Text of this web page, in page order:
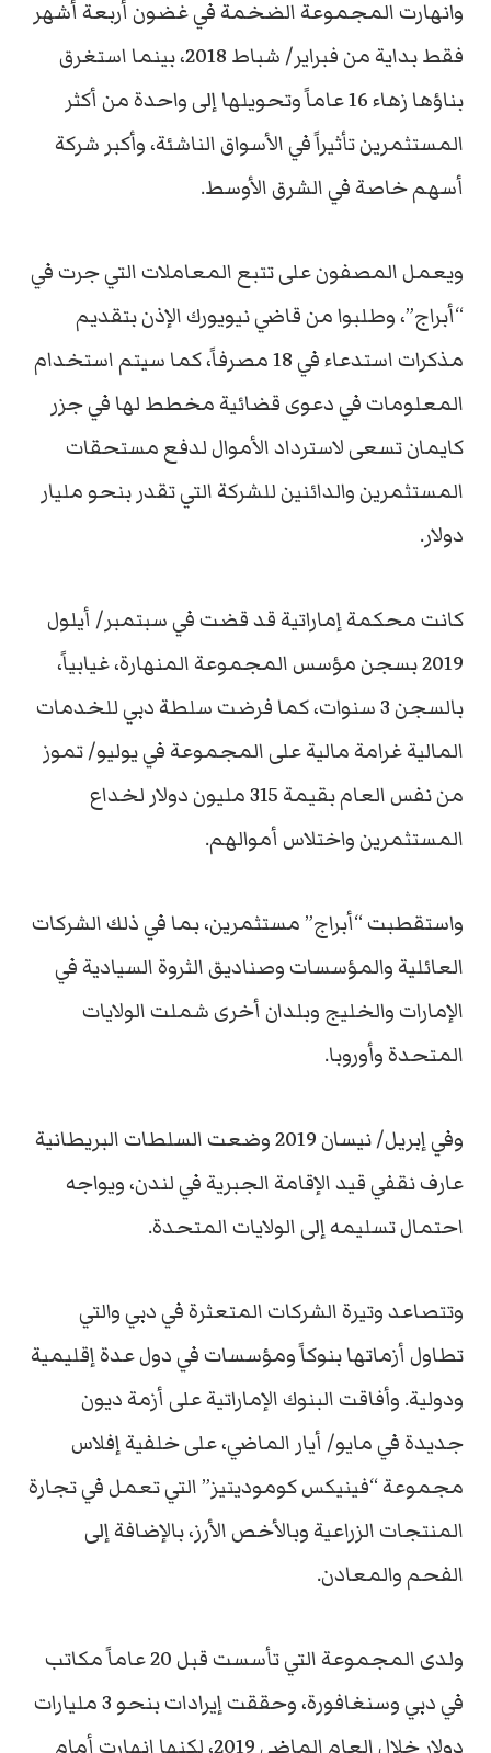
وانهارت المجموعة الضخمة في غضون أربعة أشهر
فقط بداية من فبراير/ شباط 2018، بينما استغرق
بناؤها زهاء 16 عاماً وتحويلها إلى واحدة من أكثر
المستثمرين تأثيراً في الأسواق الناشئة، وأكبر شركة
أسهم خاصة في الشرق الأوسط.
ويعمل المصفون على تتبع المعاملات التي جرت في
“أبراج”، وطلبوا من قاضي نيويورك الإذن بتقديم
مذكرات استدعاء في 18 مصرفاً، كما سيتم استخدام
المعلومات في دعوى قضائية مخطط لها في جزر
كايمان تسعى لاسترداد الأموال لدفع مستحقات
المستثمرين والدائنين للشركة التي تقدر بنحو مليار
دولار.
كانت محكمة إماراتية قد قضت في سبتمبر/ أيلول
2019 بسجن مؤسس المجموعة المنهارة، غيابياً،
بالسجن 3 سنوات، كما فرضت سلطة دبي للخدمات
المالية غرامة مالية على المجموعة في يوليو/ تموز
من نفس العام بقيمة 315 مليون دولار لخداع
المستثمرين واختلاس أموالهم.
واستقطبت “أبراج” مستثمرين، بما في ذلك الشركات
العائلية والمؤسسات وصناديق الثروة السيادية في
الإمارات والخليج وبلدان أخرى شملت الولايات
المتحدة وأوروبا.
وفي إبريل/ نيسان 2019 وضعت السلطات البريطانية
عارف نقفي قيد الإقامة الجبرية في لندن، ويواجه
احتمال تسليمه إلى الولايات المتحدة.
وتتصاعد وتيرة الشركات المتعثرة في دبي والتي
تطاول أزماتها بنوكاً ومؤسسات في دول عدة إقليمية
ودولية. وأفاقت البنوك الإماراتية على أزمة ديون
جديدة في مايو/ أيار الماضي، على خلفية إفلاس
مجموعة “فينيكس كوموديتيز” التي تعمل في تجارة
المنتجات الزراعية وبالأخص الأرز، بالإضافة إلى
الفحم والمعادن.
ولدى المجموعة التي تأسست قبل 20 عاماً مكاتب
في دبي وسنغافورة، وحققت إيرادات بنحو 3 مليارات